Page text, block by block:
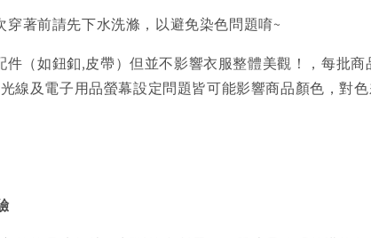
著前請先下水洗滌，以避免染色問題唷~
（如鈕釦,皮帶）但並不影響衣服整體美觀！，每批
及電子用品螢幕設定問題皆可能影響商品顏色，對色